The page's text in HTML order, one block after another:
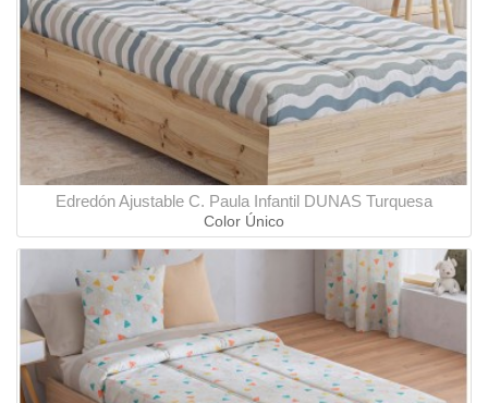
Edredón Ajustable C. Paula Infantil DUNAS Turquesa
Color Único